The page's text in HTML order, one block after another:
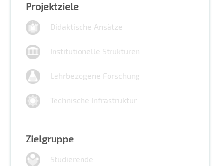
Projektziele
Didaktische Ansätze
Institutionelle Strukturen
Lehrbezogene Forschung
Technische Infrastruktur
Zielgruppe
Studierende